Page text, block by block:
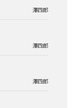
澤四郎
澤四郎
澤四郎